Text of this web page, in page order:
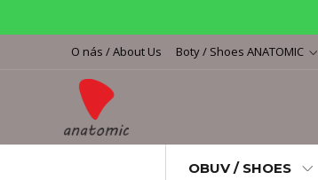
O nás / About Us Boty / Shoes ANATOMIC
OBUV / SHOES